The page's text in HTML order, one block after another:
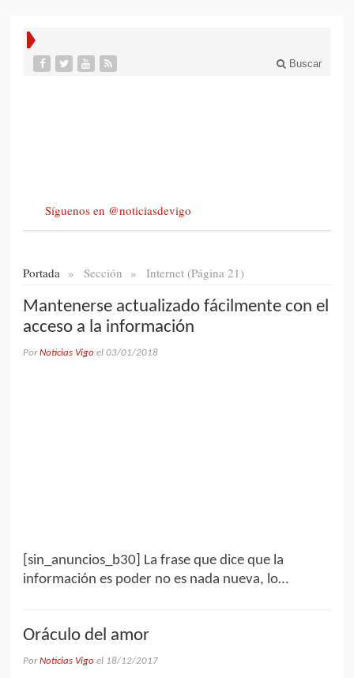
Buscar
Síguenos en @noticiasdevigo
Portada » Sección » Internet (Página 21)
Mantenerse actualizado fácilmente con el
acceso a la información
PorNoticias Vigo el 03/01/2018
[sin_anuncios_b30] La frase que dice que la
información es poder no es nada nueva, lo…
Oráculo del amor
PorNoticias Vigo el 18/12/2017